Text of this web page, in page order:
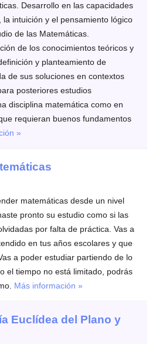
Desarrollo en las capacidades
intuición y el pensamiento lógico
de las Matemáticas.
de los conocimientos teóricos y
y planteamiento de
de sus soluciones en contextos
posteriores estudios
disciplina matemática como en
requieran buenos fundamentos
»
matemáticas desde un nivel
pronto su estudio como si las
por falta de práctica. Vas a
en tus años escolares y que
a poder estudiar partiendo de lo
el tiempo no está limitado, podrás
Más información »
Euclídea del Plano y